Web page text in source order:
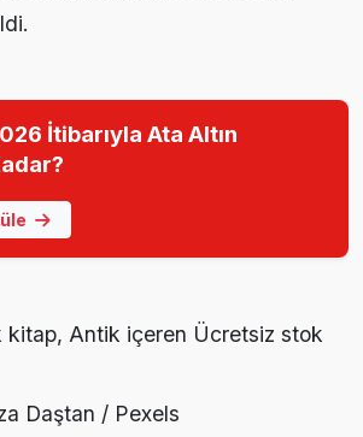
İtibarıyla Ata Altın
Daştan / Pexels